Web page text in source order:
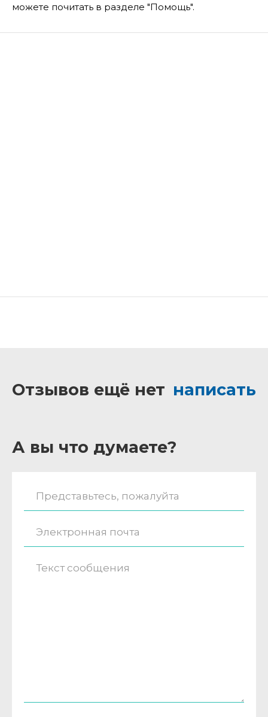
можете почитать в разделе "Помощь".
Отзывов ещё нет написать
А вы что думаете?